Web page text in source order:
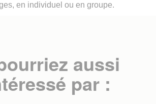
en individuel ou en groupe.
aussi
par :